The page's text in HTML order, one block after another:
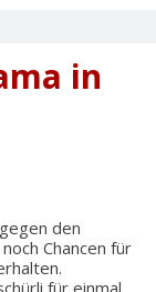
in
den
Chancen für
für einmal